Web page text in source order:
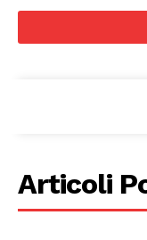
ECONOMIA
Esclusive
Articoli